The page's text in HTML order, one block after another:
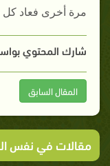
مرة أخرى فعاد كل
شارك المحتوي
المقال السابق
مقالات في نفس